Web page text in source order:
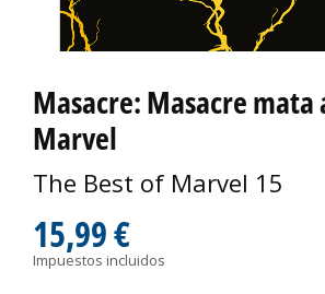
Masacre: Masacre
Marvel
The Best of Marvel 15
15,99 €
Impuestos incluidos